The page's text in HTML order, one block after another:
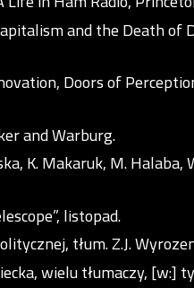
and the Death of
Doors of
and Warburg.
K. Makaruk, M.
listopad.
tłum. Z.J.
wielu tłumaczy, [w:]